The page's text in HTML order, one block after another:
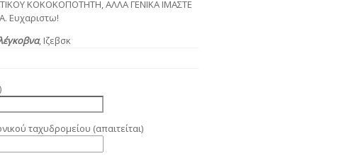
ΚΟΚΟΚΟΠΟΤΗΤΗ, ΑΛΛΑ ΓΕΝΙΚΑ ΙΜΑΣΤΕ
Ευχαριστω!
, Ιζεβσκ
ταχυδρομείου (απαιτείται)